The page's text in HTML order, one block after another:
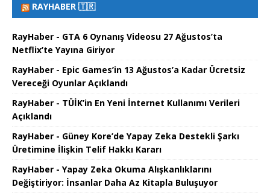
RAYHABER 🇹🇷
RayHaber - GTA 6 Oynanış Videosu 27 Ağustos’ta
Netflix’te Yayına Giriyor
RayHaber - Epic Games’in 13 Ağustos’a Kadar Ücretsiz
Vereceği Oyunlar Açıklandı
RayHaber - TÜİK’in En Yeni İnternet Kullanımı Verileri
Açıklandı
RayHaber - Güney Kore’de Yapay Zeka Destekli Şarkı
Üretimine İlişkin Telif Hakkı Kararı
RayHaber - Yapay Zeka Okuma Alışkanlıklarını
Değiştiriyor: İnsanlar Daha Az Kitapla Buluşuyor